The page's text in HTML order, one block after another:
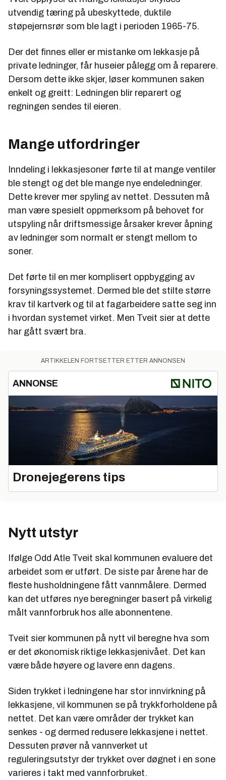
utvendig tæring på ubeskyttede, duktile
støpejernsrør som ble lagt i perioden 1965-75.
Der det finnes eller er mistanke om lekkasje på
private ledninger, får huseier pålegg om å reparere.
Dersom dette ikke skjer, løser kommunen saken
enkelt og greitt: Ledningen blir reparert og
regningen sendes til eieren.
Mange utfordringer
Inndeling i lekkasjesoner førte til at mange ventiler
ble stengt og det ble mange nye endeledninger.
Dette krever mer spyling av nettet. Dessuten må
man være spesielt oppmerksom på behovet for
utspyling når driftsmessige årsaker krever åpning
av ledninger som normalt er stengt mellom to
soner.
Det førte til en mer komplisert oppbygging av
forsyningssystemet. Dermed ble det stilte større
krav til kartverk og til at fagarbeidere satte seg inn
i hvordan systemet virket. Men Tveit sier at dette
har gått svært bra.
ARTIKKELEN FORTSETTER ETTER ANNONSEN
ANNONSE
Dronejegerens tips
Nytt utstyr
Ifølge Odd Atle Tveit skal kommunen evaluere det
arbeidet som er utført. De siste par årene har de
fleste husholdningene fått vannmålere. Dermed
kan det utføres nye beregninger basert på virkelig
målt vannforbruk hos alle abonnentene.
Tveit sier kommunen på nytt vil beregne hva som
er det økonomisk riktige lekkasjenivået. Det kan
være både høyere og lavere enn dagens.
Siden trykket i ledningene har stor innvirkning på
lekkasjene, vil kommunen se på trykkforholdene på
nettet. Det kan være områder der trykket kan
senkes - og dermed redusere lekkasjene i nettet.
Dessuten prøver nå vannverket ut
reguleringsutstyr der trykket over døgnet i en sone
varieres i takt med vannforbruket.